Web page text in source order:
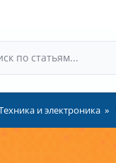
и электроника